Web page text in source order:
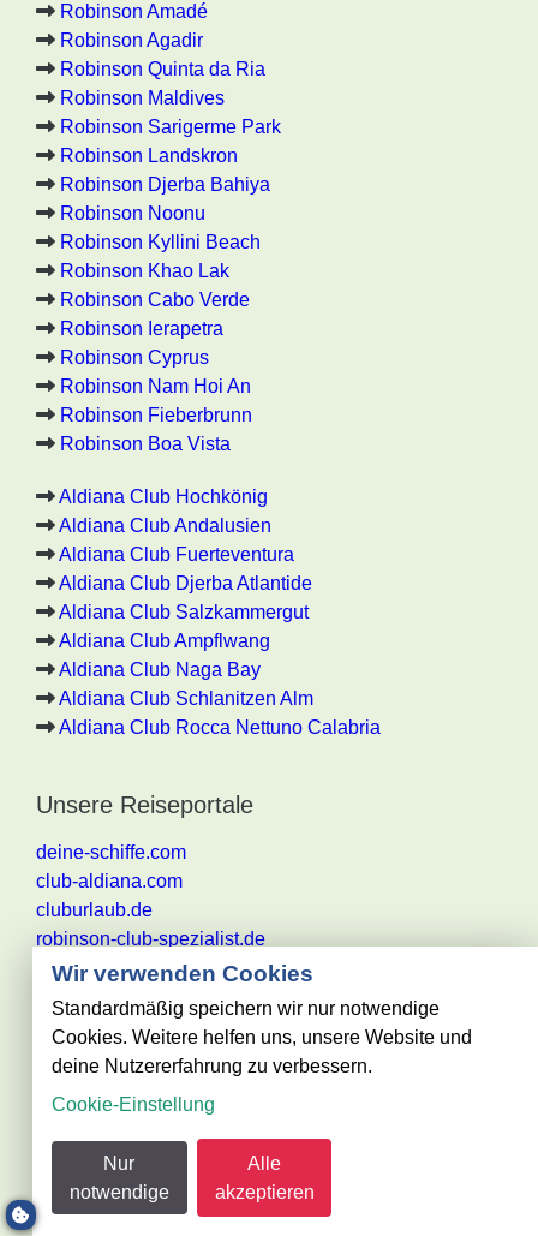
Robinson Amadé
Robinson Agadir
Robinson Quinta da Ria
Robinson Maldives
Robinson Sarigerme Park
Robinson Landskron
Robinson Djerba Bahiya
Robinson Noonu
Robinson Kyllini Beach
Robinson Khao Lak
Robinson Cabo Verde
Robinson Ierapetra
Robinson Cyprus
Robinson Nam Hoi An
Robinson Fieberbrunn
Robinson Boa Vista
Aldiana Club Hochkönig
Aldiana Club Andalusien
Aldiana Club Fuerteventura
Aldiana Club Djerba Atlantide
Aldiana Club Salzkammergut
Aldiana Club Ampflwang
Aldiana Club Naga Bay
Aldiana Club Schlanitzen Alm
Aldiana Club Rocca Nettuno Calabria
Unsere Reiseportale
deine-schiffe.com
club-aldiana.com
cluburlaub.de
robinson-club-spezialist.de
Alle Angaben ohne Gewähr. Es gelten die aktuellen
Reisebestimmungen des jeweiligen
Reiseveranstalters
@ club-urlaub.de - powered by Reisezentrum Becker
GmbH
Wir verwenden Cookies
Standardmäßig speichern wir nur notwendige
Cookies. Weitere helfen uns, unsere Website und
deine Nutzererfahrung zu verbessern.
Cookie-Einstellung
Nur
notwendige
Alle
akzeptieren